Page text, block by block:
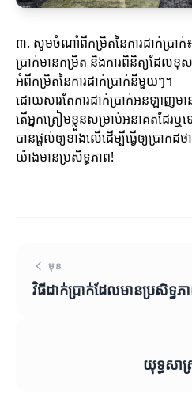
៣. សូមចំណាំពីកម្រិតនៃការដាក់ប្រាក់៖
ប្រាក់មានកម្រិត និងការពិនិត្យដែលខុស
អំពីកម្រិតនៃការដាក់ប្រាក់នីមួយៗ។
ដោយសារតែការដាក់ប្រាក់អនឡាញម
តើអ្នកត្រៀមខ្លួនសម្រាប់អនាគតដែរឬ
បានផ្តល់ឲ្យខាងលើដើម្បីធ្វើឲ្យប្រាកដថ
យ៉ាងមានប្រសិទ្ធភាព!
មុន
វិធីដាក់ប្រាក់ដែលមានប្រសិទ្
យុទ្ធសាស្